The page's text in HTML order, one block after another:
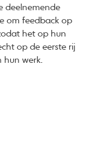
deelnemende
om feedback op
het op hun
op de eerste rij
hun werk.